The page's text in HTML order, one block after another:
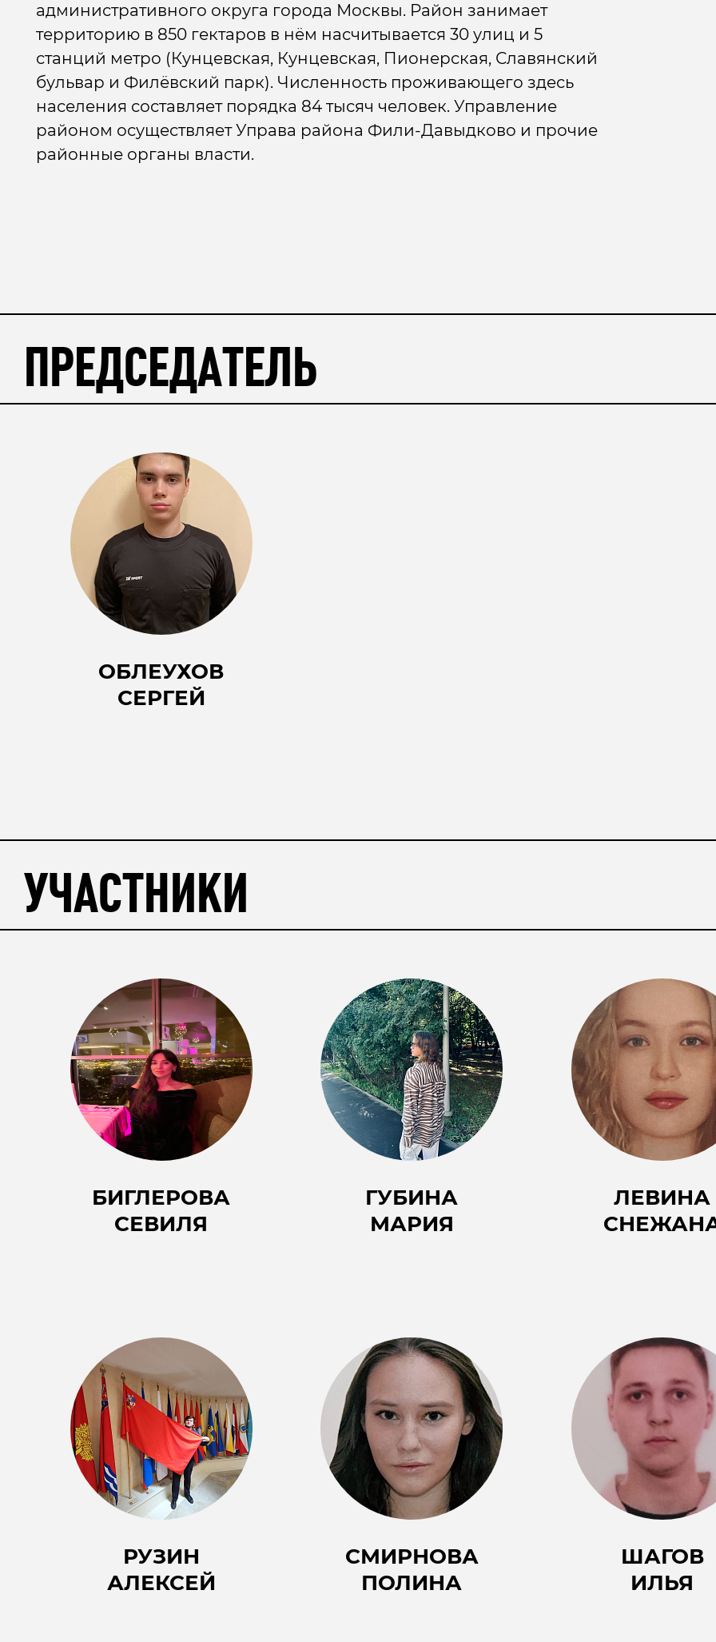
административного округа города Москвы. Район занимает
территорию в 850 гектаров в нём насчитывается 30 улиц и 5
станций метро (Кунцевская, Кунцевская, Пионерская, Славянский
бульвар и Филёвский парк). Численность проживающего здесь
населения составляет порядка 84 тысяч человек. Управление
районом осуществляет Управа района Фили-Давыдково и прочие
районные органы власти.
ПРЕДСЕДАТЕЛЬ
ОБЛЕУХОВ
СЕРГЕЙ
УЧАСТНИКИ
БИГЛЕРОВА
СЕВИЛЯ
ГУБИНА
МАРИЯ
ЛЕВИНА
РУЗИН
АЛЕКСЕЙ
СМИРНОВА
ПОЛИНА
ШАГОВ
ИЛЬЯ